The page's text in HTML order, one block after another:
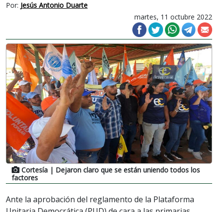
Por: Jesús Antonio Duarte
martes, 11 octubre 2022
Cortesía | Dejaron claro que se están uniendo todos los
factores
Ante la aprobación del reglamento de la Plataforma